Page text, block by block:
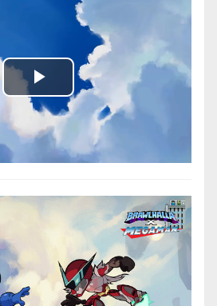
Play
Video